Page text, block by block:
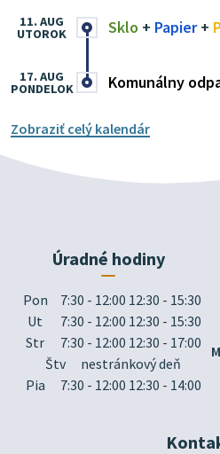
Sklo + Papier+
11. AUG
UTOROK
Komunálny
17. AUG
PONDELOK
Zobraziť celý kalendár
Úradné hodiny
Pon
7:30 - 12:00 12:30 - 15:30
Ut
7:30 - 12:00 12:30 - 15:30
Str
7:30 - 12:00 12:30 - 17:00
Štv
nestránkový deň
Pia
7:30 - 12:00 12:30 - 14:00